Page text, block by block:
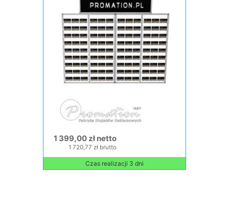
1 399,00 zł netto
1 720,77 zł brutto
Czas realizacji 3 dni